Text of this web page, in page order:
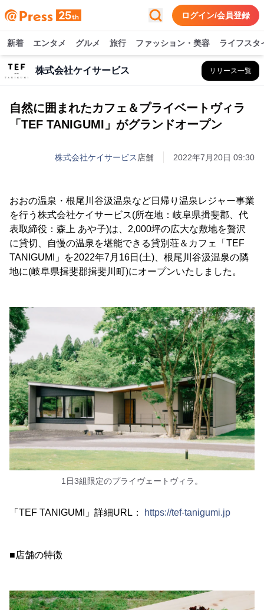
ログイン/会員登録
新着 エンタメ グルメ 旅行 ファッション・美容 ライフスタ
株式会社ケイサービス リリース一覧
自然に囲まれたカフェ＆プライベートヴィラ
「TEF TANIGUMI」がグランドオープン
株式会社ケイサービス 店舗 2022年7月20日 09:30
おおの温泉・根尾川谷汲温泉など日帰り温泉レジャー事業
を行う株式会社ケイサービス(所在地：岐阜県揖斐郡、代
表取締役：森上 あや子)は、2,000坪の広大な敷地を贅沢
に貸切、自慢の温泉を堪能できる貸別荘＆カフェ「TEF
TANIGUMI」を2022年7月16日(土)、根尾川谷汲温泉の隣
地に(岐阜県揖斐郡揖斐川町)にオープンいたしました。
1日3組限定のプライヴェートヴィラ。
「TEF TANIGUMI」詳細URL： https://tef-tanigumi.jp
■店舗の特徴